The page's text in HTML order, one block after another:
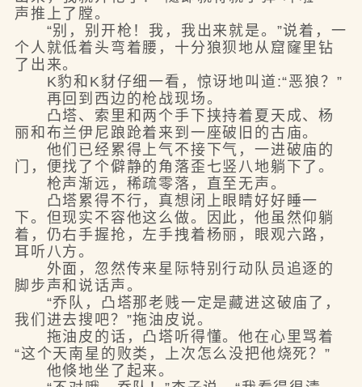
声推上了膛。
“别，别开枪！我，我出来就是。”说着，一
个人就低着头弯着腰，十分狼狈地从窟窿里钻
了出来。
K豹和K豺仔细一看，惊讶地叫道:“恶狼？”
再回到西边的枪战现场。
凸塔、索里和两个手下挟持着夏天成、杨
丽和布兰伊尼踉跄着来到一座破旧的古庙。
他们已经累得上气不接下气，一进破庙的
门，便找了个僻静的角落歪七竖八地躺下了。
枪声渐远，稀疏零落，直至无声。
凸塔累得不行，真想闭上眼睛好好睡一
下。但现实不容他这么做。因此，他虽然仰躺
着，仍右手握抢，左手拽着杨丽，眼观六路，
耳听八方。
外面，忽然传来星际特别行动队员追逐的
脚步声和说话声。
“乔队，凸塔那老贱一定是藏进这破庙了，
我们进去搜吧？”拖油皮说。
拖油皮的话，凸塔听得懂。他在心里骂着
“这个天南星的败类，上次怎么没把他烧死？”
他倏地坐了起来。